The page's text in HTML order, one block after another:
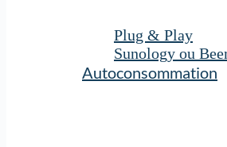
Plug & Play
Sunology ou
Autoconsommation